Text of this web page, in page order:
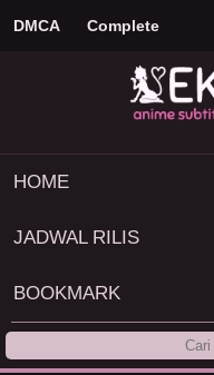
DMCA Complete
HOME
JADWAL RILIS
BOOKMARK